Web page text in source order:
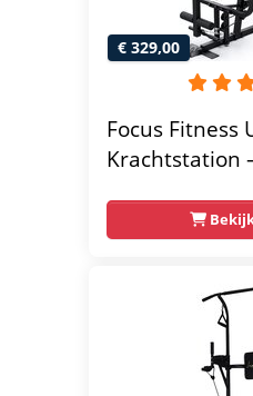
€ 329,00
Focus Fitness
Krachtstation